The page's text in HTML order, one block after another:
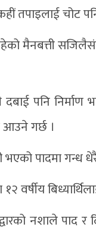
तपाइलाई चोट
मैनबत्ती
दबाई पनि
गर्छ ।
भएको पादमा
वर्षीय
नशाले पाद